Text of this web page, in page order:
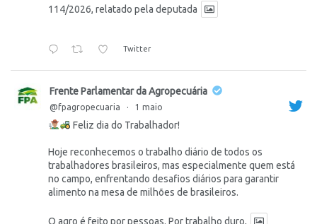
114/2026, relatado pela deputada
Twitter
Frente Parlamentar da Agropecuária
@fpagropecuaria · 1 maio
Feliz dia do Trabalhador!
Hoje reconhecemos o trabalho diário de todos os
trabalhadores brasileiros, mas especialmente quem está
no campo, enfrentando desafios diários para garantir
alimento na mesa de milhões de brasileiros.
O agro é feito por pessoas. Por trabalho duro,